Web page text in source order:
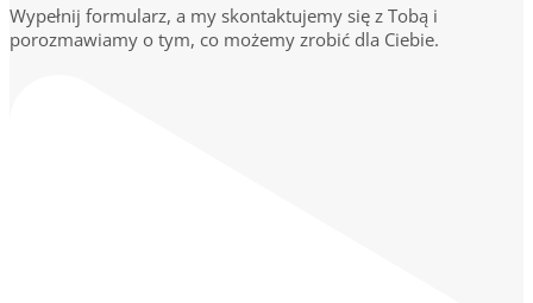
Wypełnij formularz, a my skontaktujemy się z Tobą i
porozmawiamy o tym, co możemy zrobić dla Ciebie.